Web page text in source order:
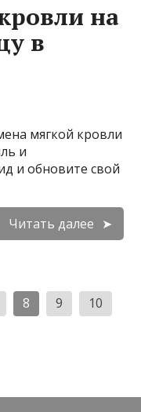
на
в
мягкой кровли
и
и обновите свой
Читать далее
8 9
10